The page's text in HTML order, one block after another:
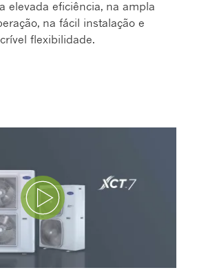
elevada eficiência, na ampla
na fácil instalação e
flexibilidade.
Play Video